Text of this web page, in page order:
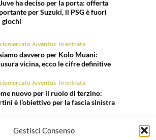
Gestisci Consenso
ha deciso per la porta: offerta
per Suzuki, il PSG è fuori
giochi
Juventus In entrata
davvero per Kolo Muani:
vicina, ecco le cifre definitive
Juventus In entrata
nuovo per il ruolo di terzino:
è l’obiettivo per la fascia sinistra
Mastantuono: la Juve prova